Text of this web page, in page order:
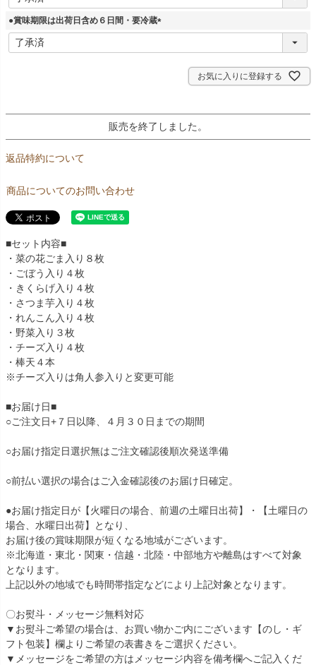
●賞味期限は出荷日含め６日間・要冷蔵
(
お気に入りに登録する
販売を終了しました。
返品特約について
商品についてのお問い合わせ
■セット内容■
・菜の花ごま入り８枚
・ごぼう入り４枚
・きくらげ入り４枚
・さつま芋入り４枚
・れんこん入り４枚
・野菜入り３枚
・チーズ入り４枚
・棒天４本
※チーズ入りは角人参入りと変更可能
■お届け日■
○ご注文日+７日以降、４月３０日までの期間
○お届け指定日選択無はご注文確認後順次発送準備
○前払い選択の場合はご入金確認後のお届け日確定。
●お届け指定日が【火曜日の場合、前週の土曜日出荷】・【土曜日の
場合、水曜日出荷】となり、
お届け後の賞味期限が短くなる地域がございます。
※北海道・東北・関東・信越・北陸・中部地方や離島はすべて対象
となります。
上記以外の地域でも時間帯指定などにより上記対象となります。
〇お熨斗・メッセージ無料対応
▼お熨斗ご希望の場合は、お買い物かご内にございます【のし・ギ
フト包装】欄よりご希望の表書きをご選択ください。
▼メッセージをご希望の方はメッセージ内容を備考欄へご記入くだ